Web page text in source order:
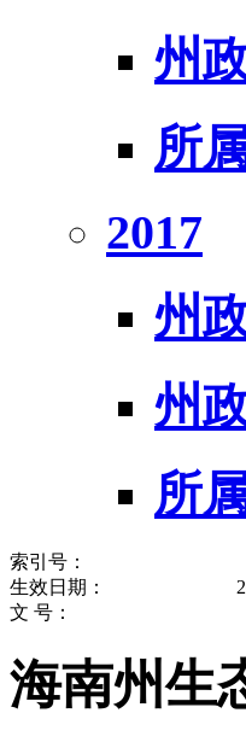
州
所
2017
州
州
所
索引号：
生效日期：
文 号：
海南州生